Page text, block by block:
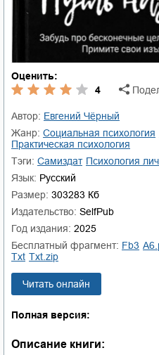
Оценить:
4
Автор:
Евгений Чёрный
Жанр:
социальная психология
практическая психология
Тэги:
Самиздат
психология
Язык: Русский
Размер: 303283 Кб
Издательство: SelfPub
Год издания: 2025
Бесплатный фрагмент:
fb3
txt
txt.zip
Читать онлайн
Полная версия:
Описание книги: